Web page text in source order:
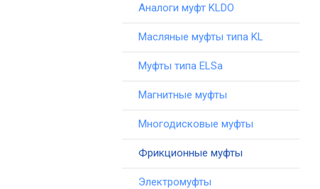
Аналоги муфт KLDO
Масляные муфты типа KL
Муфты типа ELSa
Магнитные муфты
Многодисковые муфты
Фрикционные муфты
Электромуфты